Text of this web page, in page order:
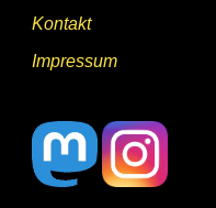
Kontakt
Impressum